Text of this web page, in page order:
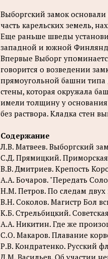
Выборгский замок основали
часть карельских земель,
Еще раньше шведы
западной и южной
Впервые Выборг
говорится о возведении
прямоугольной башни
стены, которая окружала
имели толщину у
без раствора. Кладка стен
Содержание
Л.В. Матвеев. Выборгский
С.Д. Прямицкий. Приморская
В.В. Дмитриев. Крепость
A.А. Бочаров. "Передать
Н.М. Петров. По следам двух
B.Н. Соколов. Магистр Бол
К.Б. Стрельбицкий.
A.А. Никитин. Где же
C.О. Макаров. Плавание
Р.В. Кондратенко. Русский
Д.М. Васильев. Об участии